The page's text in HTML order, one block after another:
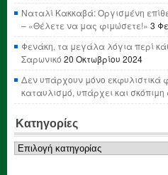
Ναταλί Κακκαβά: Οργισμένη
– «Θέλετε να μας φιμώσετε!» 3
Φενάκη, τα μεγάλα λόγια περί
Σαρωνικό 20 Οκτωβρίου 2024
Δεν υπάρχουν μόνο εκφυλιστικά
καταυλισμό, υπάρχει και
Κατηγορίες
Κατηγορίες